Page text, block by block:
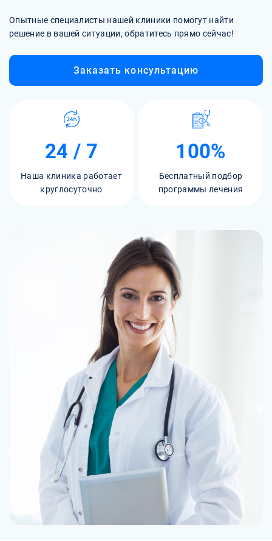
Опытные специалисты нашей клиники помогут найти
решение в вашей ситуации, обратитесь прямо сейчас!
Заказать консультацию
24 / 7
Наша клиника работает
круглосуточно
100%
Бесплатный подбор
программы лечения